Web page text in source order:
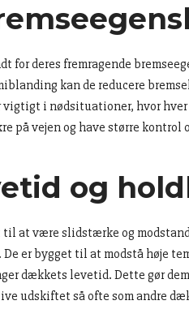
for deres fremragende
kan de reducere
vigtigt i nødsituationer, hvor
på vejen og have større kontrol
og
at være slidstærke og
De er bygget til at modstå høje
dækkets levetid. Dette gør
udskiftet så ofte som andre